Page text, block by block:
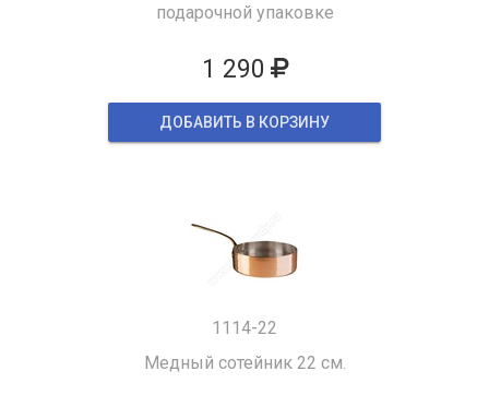
подарочной упаковке
1 290
ДОБАВИТЬ В КОРЗИНУ
1114-22
Медный сотейник 22 см.